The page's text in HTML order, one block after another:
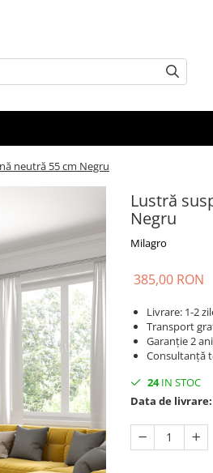
neutră 55 cm Negru
Lustră
Negru
Milagro
385,00 RON
Livrare: 1-2
Transport
Garanție 2
Consultanță
24IN STOC
Data de livrare: